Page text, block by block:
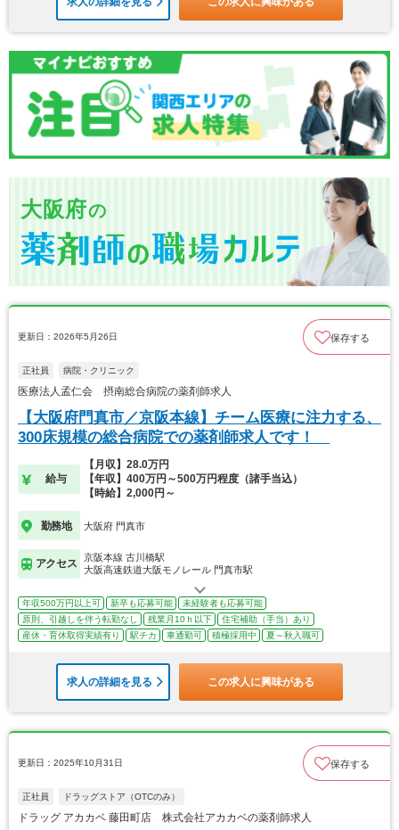
大阪府の
更新日：2026年5月26日 保存する
正社員 病院・クリニック
医療法人孟仁会 摂南総合病院の薬剤師求人
【大阪府門真市／京阪本線】チーム医療に注力する、
300床規模の総合病院での薬剤師求人です！
給与
【月収】28.0万円
【年収】400万円～500万円程度（諸手当込）
【時給】2,000円～
勤務地 大阪府 門真市
アクセス
京阪本線 古川橋駅
大阪高速鉄道大阪モノレール 門真市駅
年収500万円以上可 新卒も応募可能
未経験者も応募可能
原則、引越しを伴う転勤なし
残業月10ｈ以下
住宅補助（手当）あり
産休・育休取得実績有り
駅チカ 車通勤可 積極採用中 夏～秋入職可
求人の詳細を見る この求人に興味がある
更新日：2025年10月31日 保存する
正社員 ドラッグストア（OTCのみ）
ドラッグ アカカベ 藤田町店 株式会社アカカベの薬剤師求人